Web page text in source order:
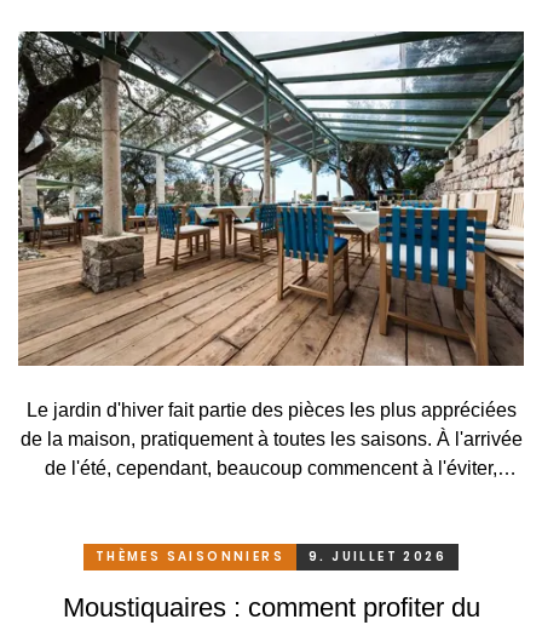
Le jardin d'hiver fait partie des pièces les plus appréciées
de la maison, pratiquement à toutes les saisons. À l'arrivée
de l'été, cependant, beaucoup commencent à l'éviter,
qu'en un lieu agréable de détente. C'est pourtant
de protection solaire adapté, pratique et astucieux, vous
THÈMES SAISONNIERS 9. JUILLET 2026
Moustiquaires : comment profiter du